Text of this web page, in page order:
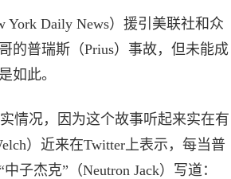
Daily News）援引美联社和众
的普瑞斯（Prius）事故，但未能成
如此。
情况，因为这个故事听起来实在有
）近来在Twitter上表示，每当普
子杰克”（Neutron Jack）写道：